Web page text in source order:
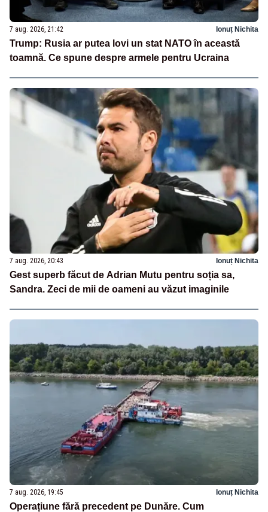
7 aug. 2026, 21:42 Ionuț Nichita
Trump: Rusia ar putea lovi un stat NATO în această
toamnă. Ce spune despre armele pentru Ucraina
7 aug. 2026, 20:43 Ionuț Nichita
Gest superb făcut de Adrian Mutu pentru soția sa,
Sandra. Zeci de mii de oameni au văzut imaginile
7 aug. 2026, 19:45 Ionuț Nichita
Operațiune fără precedent pe Dunăre. Cum